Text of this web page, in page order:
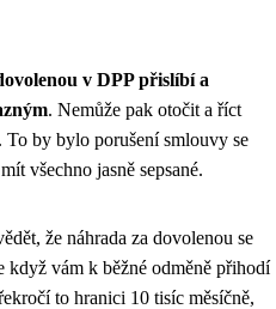
v DPP přislíbí a
. Nemůže pak otočit a říct
by bylo porušení smlouvy se
všechno jasně sepsané.
že náhrada za dovolenou se
když vám k běžné odměně přihodí
to hranici 10 tisíc měsíčně,